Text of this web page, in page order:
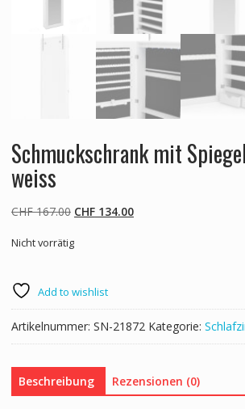
Schmuckschrank mit
weiss
CHF167.00 Ursprünglicher
war:
CHF134.00Aktueller
Nicht vorrätig
Add to wishlist
Artikelnummer: SN-21872 Kategorie:
Beschreibung Rezensionen (0)